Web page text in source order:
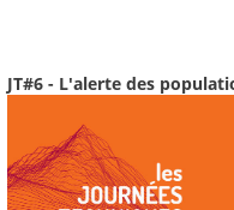
JT#6 - L'alerte des